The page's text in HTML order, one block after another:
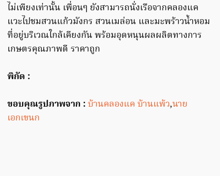
ไม่เพียงเท่านั้น เพื่อนๆ ยังสามารถนั่งเรือจากคลองแค
แวะไปชมสวนแก้วมังกร สวนเมล่อน และมะพร้าวน้ำหอม​
ที่อยู่บริเวณใกล้เคียงกัน พร้อมอุดหนุนผลผลิตทางการ
เกษตรคุณภาพดี ราคาถูก
พิกัด :
ขอบคุณรูปภาพจาก :บ้านคลองแค บ้านแพ้ว,นาย
เอกเขนก